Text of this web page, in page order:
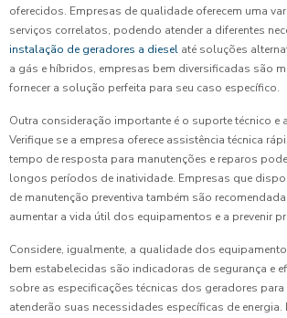
oferecidos. Empresas de qualidade oferecem uma
serviços correlatos, podendo atender a diferentes
instalação de geradores a diesel até soluções
a gás e híbridos, empresas bem diversificadas são
fornecer a solução perfeita para seu caso específico.
Outra consideração importante é o suporte técnico e
Verifique se a empresa oferece assistência técnica
tempo de resposta para manutenções e reparos
longos períodos de inatividade. Empresas que
de manutenção preventiva também são
aumentar a vida útil dos equipamentos e a prevenir
Considere, igualmente, a qualidade dos
bem estabelecidas são indicadoras de segurança e
sobre as especificações técnicas dos geradores
atenderão suas necessidades específicas de